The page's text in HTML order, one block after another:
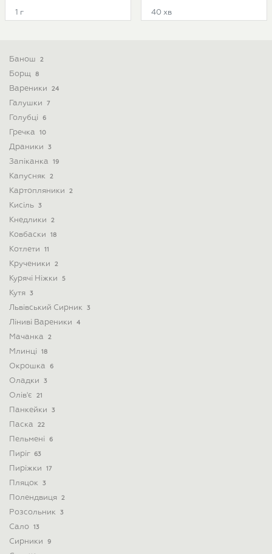
1 г 40 хв
Банош 2
Борщ 8
Вареники 24
Галушки 7
Голубці 6
Гречка 10
Драники 3
Запіканка 19
Капусняк 2
Картопляники 2
Кисіль 3
Кнедлики 2
Ковбаски 18
Котлети 11
Крученики 2
Курячі Ніжки 5
Кутя 3
Львівський Сирник 3
Ліниві Вареники 4
Мачанка 2
Млинці 18
Окрошка 6
Оладки 3
Олів'є 21
Панкейки 3
Паска 22
Пельмені 6
Пиріг 63
Пиріжки 17
Пляцок 3
Полендвиця 2
Розсольник 3
Сало 13
Сирники 9